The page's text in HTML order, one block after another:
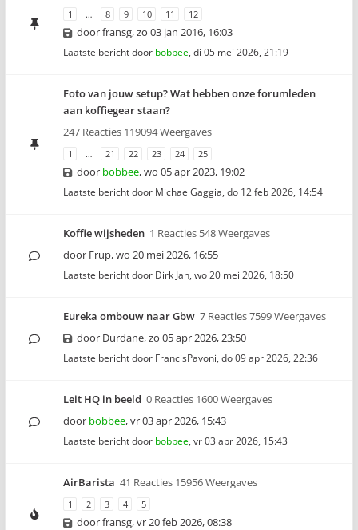
1 … 8 9 10 11 12
doorfransg,zo 03 jan 2016, 16:03
Laatste bericht door bobbee, di 05 mei 2026, 21:19
Foto van jouw setup? Wat hebben onze forumleden
aan koffiegear staan?
247 Reacties 119094 Weergaves
1 … 21 22 23 24 25
door bobbee,wo 05 apr 2023, 19:02
Laatste bericht door MichaelGaggia, do 12 feb 2026, 14:54
Koffie wijsheden 1 Reacties 548 Weergaves
door Frup,wo 20 mei 2026, 16:55
Laatste bericht door Dirk Jan, wo 20 mei 2026, 18:50
Eureka ombouw naar Gbw 7 Reacties 7599 Weergaves
door Durdane,zo 05 apr 2026, 23:50
Laatste bericht door FrancisPavoni, do 09 apr 2026, 22:36
Leit HQ in beeld 0 Reacties 1600 Weergaves
door bobbee,vr 03 apr 2026, 15:43
Laatste bericht door bobbee, vr 03 apr 2026, 15:43
AirBarista 41 Reacties 15956 Weergaves
1 2 3 4 5
doorfransg,vr 20 feb 2026, 08:38